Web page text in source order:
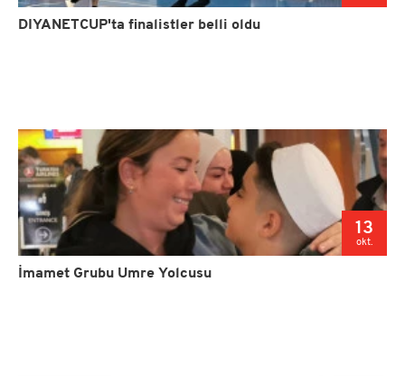
DIYANETCUP'ta finalistler belli oldu
13
okt.
İmamet Grubu Umre Yolcusu